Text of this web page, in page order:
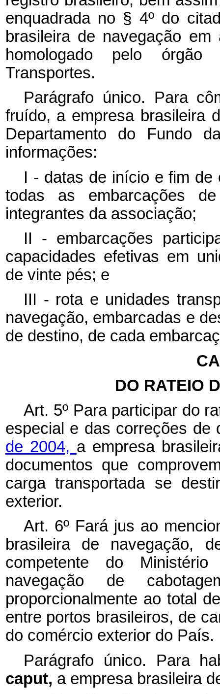
enquadrada no § 4º do
brasileira de navegação
homologado pelo
Transportes.
Parágrafo único. Para
fruído, a empresa brasileira
Departamento do Fundo
informações:
I - datas de início e fim de
todas as embarcações
integrantes da associação;
II - embarcações
capacidades efetivas em
de vinte pés; e
III - rota e unidades
navegação, embarcadas e
de destino, de cada
DO RATEIO
Art. 5º Para participar do
especial e das correções
de 2004, a empresa
documentos que
carga transportada se
exterior.
Art. 6º Fará jus ao
brasileira de navegação,
competente do
navegação de
proporcionalmente ao total
entre portos brasileiros, de
do comércio exterior do País.
Parágrafo único. Para
caput, a empresa brasileira